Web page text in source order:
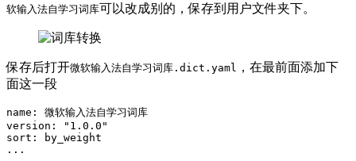
软输入法自学习词库可以改成别的，保存到用户文件夹下。
保存后打开微软输入法自学习词库.dict.yaml
，在最前面添加下
面这一段
name :
微软输入法自学习词库
version :
"1.0.0"
sort :
by_weight
...